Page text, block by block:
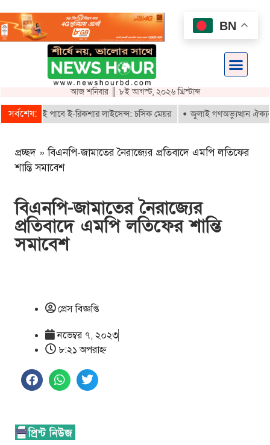
আজ শনিবার ║ ৮ই আগস্ট, ২০২৬ খ্রিস্টাব্দ
সর্বশেষ:পাবে ই-রিকশার লাইসেন্স: চসিক মেয়র জুলাই গণঅভ্যুত্থান ঐক্যবদ্ধ
প্রচ্ছদ »বিএনপি-জামাতের নৈরাজ্যের প্রতিবাদে এমপি লতিফের
শান্তি সমাবেশ
বিএনপি-জামাতের নৈরাজ্যের
প্রতিবাদে এমপি লতিফের শান্তি
সমাবেশ
প্রেস বিজ্ঞপ্তি
নভেম্বর ৭, ২০২৩
৮:২১ অপরাহ্ণ
BN